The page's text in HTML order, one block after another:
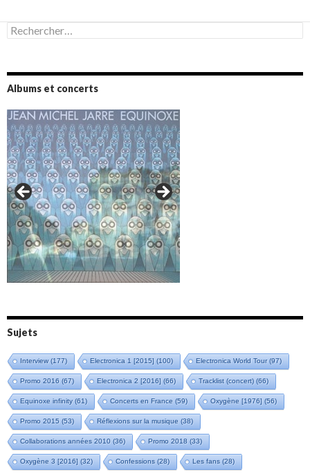
Rechercher :
Albums et concerts
Amazônia (2021)
Oxymore (2022)
Versailles 400 (2024)
Live in Bratislava (2025)
Sujets
Interview(177) Electronica 1 [2015] (100) Electronica World Tour(97)
Promo 2016 (67) Electronica 2 [2016] (66) Tracklist (concert) (66)
Equinoxe infinity(61) Concerts en France (59) Oxygène [1976] (56)
Promo 2015 (53) Réflexions sur la musique (38)
Collaborations années 2010 (36) Promo 2018 (33)
Oxygène 3 [2016] (32) Confessions (28) Les fans (28)